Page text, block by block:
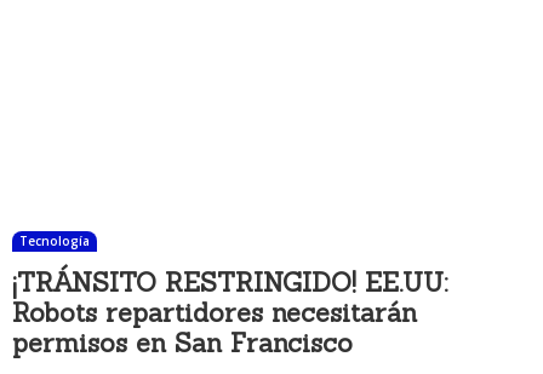
Tecnología
¡TRÁNSITO RESTRINGIDO! EE.UU:
Robots repartidores necesitarán
permisos en San Francisco